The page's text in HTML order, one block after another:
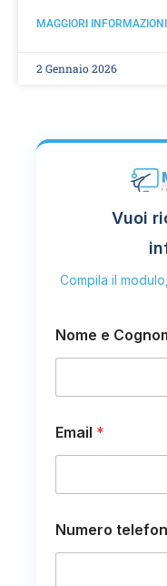
MAGGIORI
2 Gennaio 2026
Vuoi
Compila il
e
s
g
i
o
u
e
Nome e
Email *
Numero